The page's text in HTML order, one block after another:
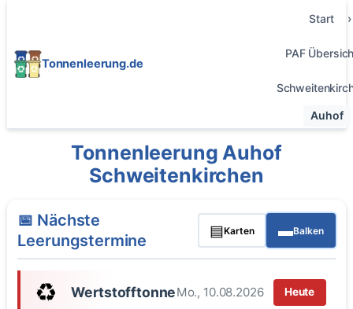
Tonnenleerung.de
Start
PAF
Auhof
Tonnenleerung Auhof
Schweitenkirchen
📅 Nächste
Leerungstermine
▤Karten ▬Balken
♻️ WertstofftonneMo., 10.08.2026 Heute